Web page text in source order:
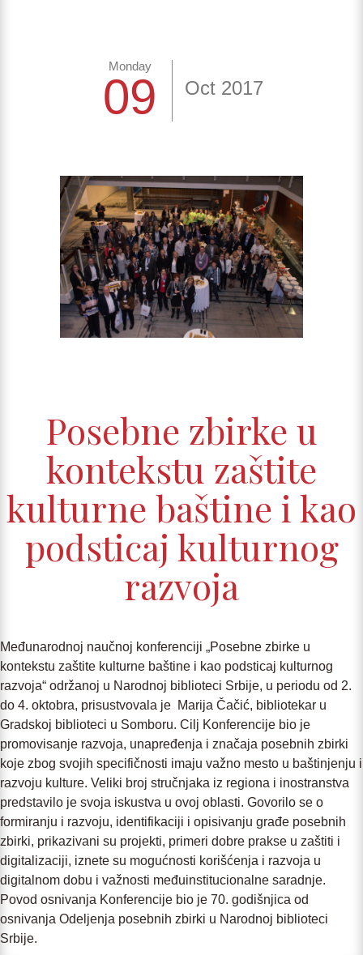
Monday
09 Oct 2017
Posebne zbirke u
kontekstu zaštite
kulturne baštine i kao
podsticaj kulturnog
razvoja
Međunarodnoj naučnoj konferenciji „Posebne zbirke u
kontekstu zaštite kulturne baštine i kao podsticaj kulturnog
razvoja“ održanoj u Narodnoj biblioteci Srbije, u periodu od 2.
do 4. oktobra, prisustvovala je Marija Čačić, bibliotekar u
Gradskoj biblioteci u Somboru. Cilj Konferencije bio je
promovisanje razvoja, unapređenja i značaja posebnih zbirki
koje zbog svojih specifičnosti imaju važno mesto u baštinjenju i
razvoju kulture. Veliki broj stručnjaka iz regiona i inostranstva
predstavilo je svoja iskustva u ovoj oblasti. Govorilo se o
formiranju i razvoju, identifikaciji i opisivanju građe posebnih
zbirki, prikazivani su projekti, primeri dobre prakse u zaštiti i
digitalizaciji, iznete su mogućnosti korišćenja i razvoja u
digitalnom dobu i važnosti međuinstitucionalne saradnje.
Povod osnivanja Konferencije bio je 70. godišnjica od
osnivanja Odeljenja posebnih zbirki u Narodnoj biblioteci
Srbije.